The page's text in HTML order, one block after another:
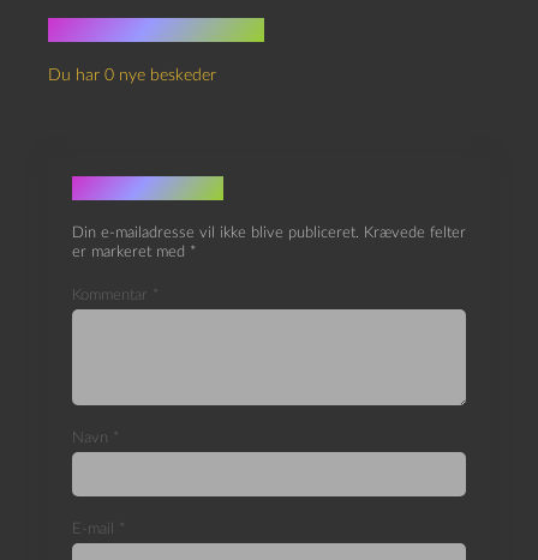
Du har 0 nye beskeder
Skriv et svar
Din e-mailadresse vil ikke blive publiceret.
Krævede felter
er markeret med *
Kommentar *
Navn *
E-mail *